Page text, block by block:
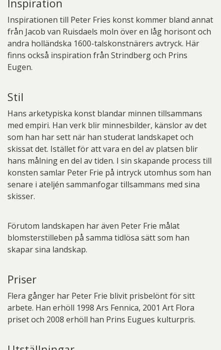
Inspiration
Inspirationen till Peter Fries konst kommer bland annat
från Jacob van Ruisdaels moln över en låg horisont och
andra holländska 1600-talskonstnärers avtryck. Här
finns också inspiration från Strindberg och Prins
Eugen.
Stil
Hans arketypiska konst blandar minnen tillsammans
med empiri. Han verk blir minnesbilder, känslor av det
som han har sett när han studerat landskapet och
skissat det. Istället för att vara en del av platsen blir
hans målning en del av tiden. I sin skapande process till
konsten samlar Peter Frie på intryck utomhus som han
senare i ateljén sammanfogar tillsammans med sina
skisser.
Förutom landskapen har även Peter Frie målat
blomsterstilleben på samma tidlösa sätt som han
skapar sina landskap.
Priser
Flera gånger har Peter Frie blivit prisbelönt för sitt
arbete. Han erhöll 1998 Ars Fennica, 2001 Art Flora
priset och 2008 erhöll han Prins Eugues kulturpris.